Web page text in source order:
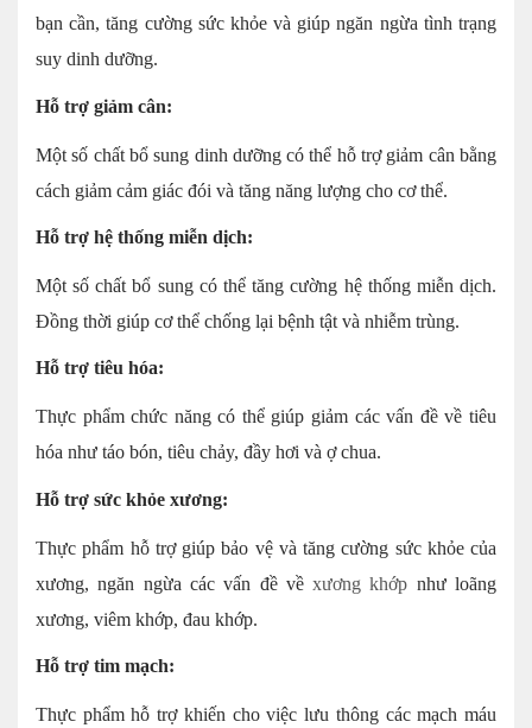
bạn cần, tăng cường sức khỏe và giúp ngăn ngừa tình trạng
suy dinh dưỡng.
Hỗ trợ giảm cân:
Một số chất bổ sung dinh dưỡng có thể hỗ trợ giảm cân bằng
cách giảm cảm giác đói và tăng năng lượng cho cơ thể.
Hỗ trợ hệ thống miễn dịch:
Một số chất bổ sung có thể tăng cường hệ thống miễn dịch.
Đồng thời giúp cơ thể chống lại bệnh tật và nhiễm trùng.
Hỗ trợ tiêu hóa:
Thực phẩm chức năng có thể giúp giảm các vấn đề về tiêu
hóa như táo bón, tiêu chảy, đầy hơi và ợ chua.
Hỗ trợ sức khỏe xương:
Thực phẩm hỗ trợ giúp bảo vệ và tăng cường sức khỏe của
xương, ngăn ngừa các vấn đề vềxương khớp như loãng
xương, viêm khớp, đau khớp.
Hỗ trợ tim mạch:
Thực phẩm hỗ trợ khiến cho việc lưu thông các mạch máu